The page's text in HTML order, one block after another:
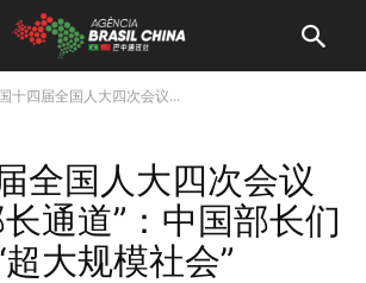
十四届全国人大四次会议...
全国人大四次会议
通道”：中国部长们
大规模社会”